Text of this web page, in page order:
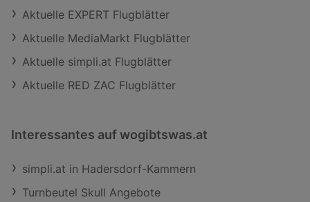
Aktuelle EXPERT Flugblätter
Aktuelle MediaMarkt Flugblätter
Aktuelle simpli.at Flugblätter
Aktuelle RED ZAC Flugblätter
Interessantes auf wogibtswas.at
simpli.at in Hadersdorf-Kammern
Turnbeutel Skull Angebote